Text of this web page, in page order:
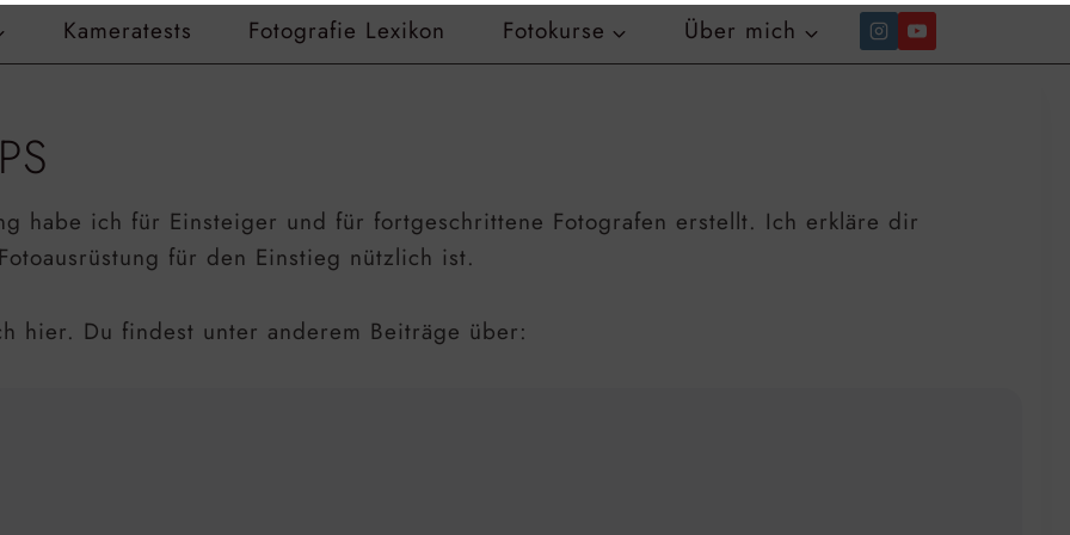
Kameratests Fotografie Lexikon Fotokurse Über mich
habe ich für Einsteiger und für fortgeschrittene Fotografen erstellt. Ich erkläre dir
für den Einstieg nützlich ist.
hier. Du findest unter anderem Beiträge über: